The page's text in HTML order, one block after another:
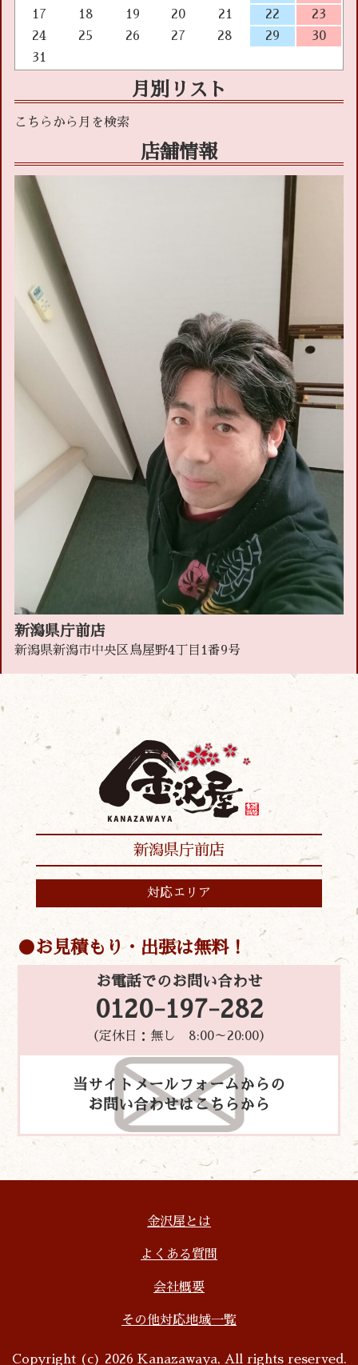
17
18 19 20 21 22
23
24
25 26 27 28 29
30
31
月別リスト
店舗情報
新潟県庁前店
新潟県新潟市中央区鳥屋野4丁目1番9号
新潟県庁前店
対応エリア
お見積もり・出張は無料！
お電話でのお問い合わせ
0120-197-282
（定休日：無し 8:00～20:00）
当サイトメールフォームからの
お問い合わせはこちらから
金沢屋とは
よくある質問
会社概要
その他対応地域一覧
Copyright (c) 2026 Kanazawaya, All rights reserved.